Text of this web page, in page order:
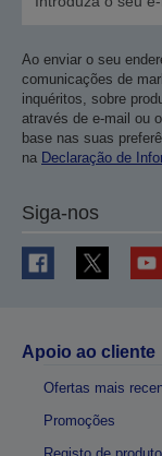
Ao enviar o seu
comunicações de
inquéritos, sobre
através de e-mail ou
base nas suas
na Declaração de
Siga-nos
Apoio ao cliente
Ofertas mais
Promoções